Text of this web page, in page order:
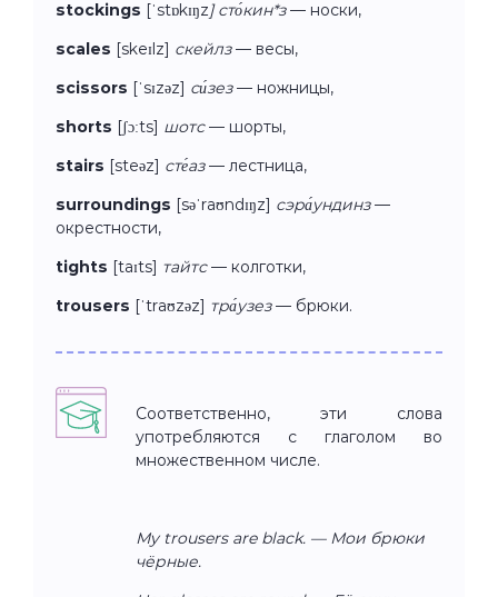
stockings [ˈstɒkɪŋz] сто́кин*з— носки,
scales [skeɪlz] скейлз— весы,
scissors [ˈsɪzəz] си́зез— ножницы,
shorts [ʃɔːts] шотс— шорты,
stairs [steəz] сте́аз— лестница,
surroundings [səˈraʊndɪŋz] сэра́ундинз—
окрестности,
tights [taɪts] тайтс— колготки,
trousers [ˈtraʊzəz] тра́узез— брюки.
Соответственно, эти слова
употребляются с глаголом во
множественном числе.
My trousers are black. — Мои брюки
чёрные.